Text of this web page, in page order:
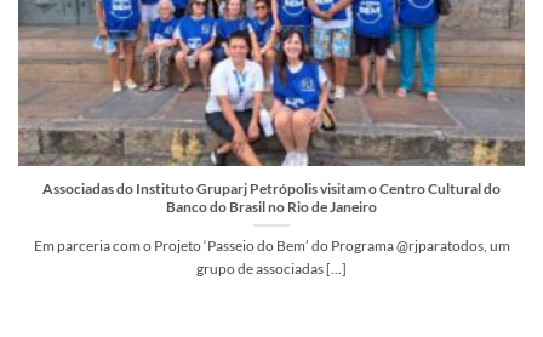
Associadas do Instituto Gruparj Petrópolis visitam o Centro Cultural do
Banco do Brasil no Rio de Janeiro
Em parceria com o Projeto ‘Passeio do Bem’ do Programa @rjparatodos, um
grupo de associadas [...]